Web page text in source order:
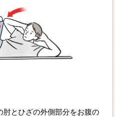
肘とひざの外側部分をお腹の